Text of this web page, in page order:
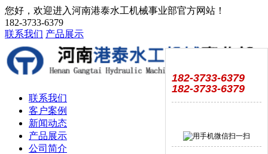
您好，欢迎进入河南港泰水工机械事业部官方网站！
182-3733-6379
联系我们 产品展示
联系我们
客户案例
新闻动态
产品展示
公司简介
182-3733-6379
182-3733-6379